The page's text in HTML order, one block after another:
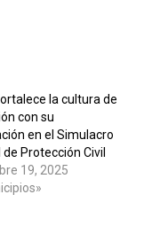
la cultura de
con su
en el Simulacro
de Protección Civil
19, 2025